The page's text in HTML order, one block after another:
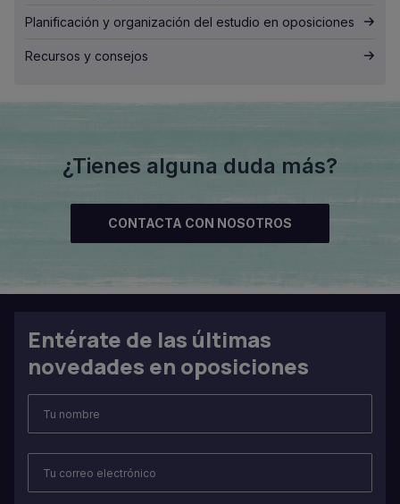
Planificación y organización del estudio en oposiciones
Recursos y consejos
¿Tienes alguna duda más?
CONTACTA CON NOSOTROS
Entérate de las últimas
novedades en oposiciones